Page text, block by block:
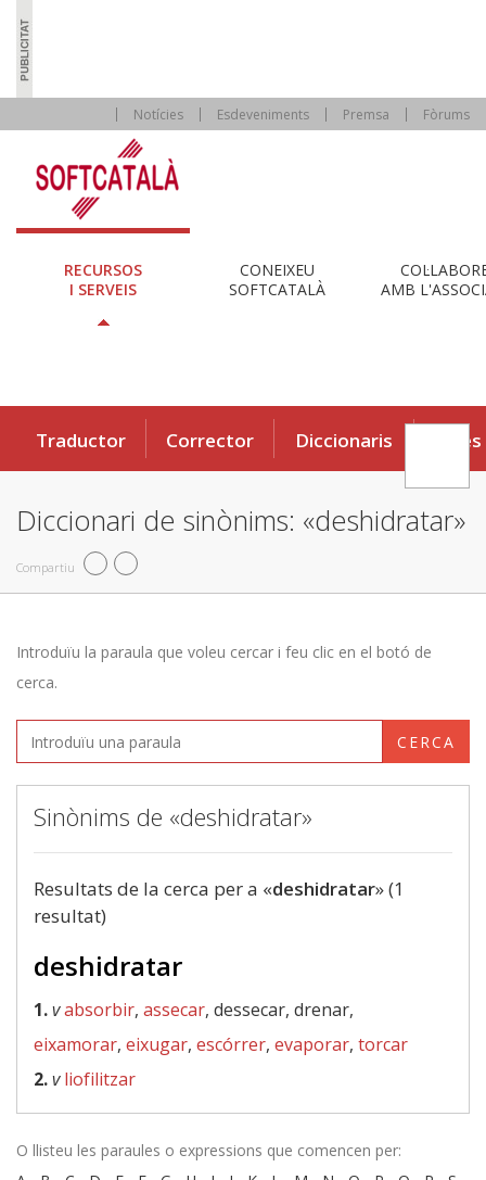
Notícies Esdeveniments Premsa Fòrums
RECURSOS
I SERVEIS
CONEIXEU
SOFTCATALÀ
AMB
Traductor Corrector Diccionaris Eines
Diccionari de sinònims: «deshidratar»
Compartiu
Introduïu la paraula que voleu cercar i feu clic en el botó de
cerca.
CERCA
Sinònims de «deshidratar»
Resultats de la cerca per a «deshidratar» (1
resultat)
deshidratar
1.vabsorbir, assecar, dessecar, drenar,
eixamorar, eixugar, escórrer, evaporar, torcar
2.v liofilitzar
O llisteu les paraules o expressions que comencen per: